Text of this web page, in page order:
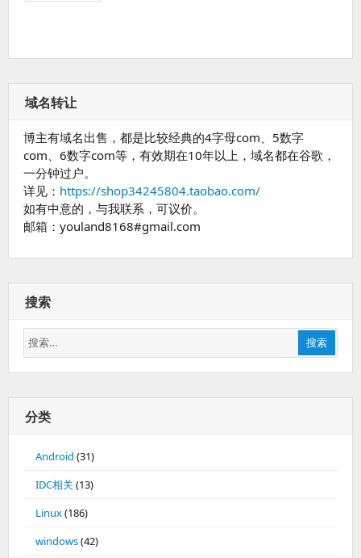
域名转让
博主有域名出售，都是比较经典的4字母com、5数字
com、6数字com等，有效期在10年以上，域名都在谷歌，
一分钟过户。
详见： https://shop34245804.taobao.com/
如有中意的，与我联系，可议价。
邮箱：youland8168#gmail.com
搜索
搜
索：
搜索
分类
Android (31)
IDC相关(13)
Linux(186)
windows(42)